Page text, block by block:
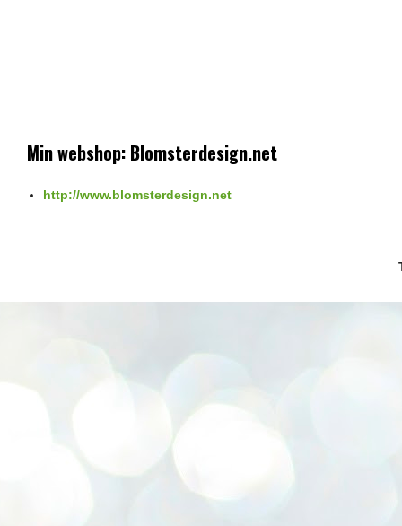
Min webshop: Blomsterdesign.net
http://www.blomsterdesign.net